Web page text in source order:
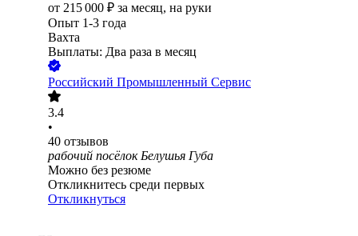
от 215 000 ₽ за месяц, на руки
Опыт 1-3 года
Вахта
Выплаты: Два раза в месяц
Российский Промышленный Сервис
3.4
•
40 отзывов
рабочий посёлок Белушья Губа
Можно без резюме
Откликнитесь среди первых
Откликнуться